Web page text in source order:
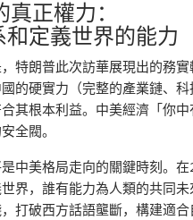
正權力：
和定義世界的能力
特朗普此次訪華展現出的務
的硬實力（完整的產業鏈、
其根本利益。中美經濟「你
全閥。
中美格局走向的關鍵時刻。
界，誰有能力為人類的共同
打破西方話語壟斷，構建適